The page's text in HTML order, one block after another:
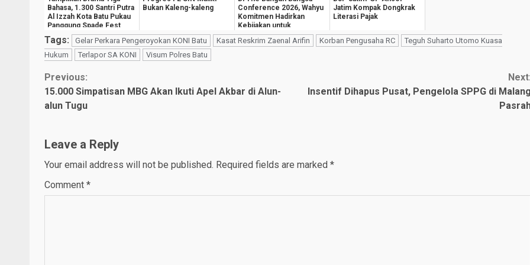
Bahasa, 1.300 Santri Putra
Al Izzah Kota Batu Pukau
Panggung Spade Fest
Bukan Kaleng-kaleng
Conference 2026, Wahyu
Komitmen Hadirkan
Kebijakan untuk
Kesejahteraan
Masyarak...
Jatim Kompak Dongkrak
Literasi Pajak
Tags: Gelar Perkara Pengeroyokan KONI Batu Kasat Reskrim Zaenal Arifin Korban Pengusaha RC
Teguh Suharto Utomo Kuasa
Hukum
Terlapor SA KONI Visum Polres Batu
Continue
Reading
Previous:
15.000 Simpatisan MBG Akan Ikuti Apel Akbar di Alun-
alun Tugu
Next:
Insentif Dihapus Pusat, Pengelola SPPG di Malang
Leave a Reply
Your email address will not be published. Required fields are marked *
Comment *